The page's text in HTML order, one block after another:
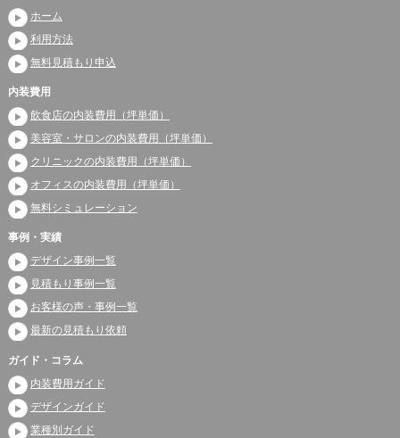
ホーム
利用方法
無料見積もり申込
内装費用
飲食店の内装費用（坪単価）
美容室・サロンの内装費用（坪単価）
クリニックの内装費用（坪単価）
オフィスの内装費用（坪単価）
無料シミュレーション
事例・実績
デザイン事例一覧
見積もり事例一覧
お客様の声・事例一覧
最新の見積もり依頼
ガイド・コラム
内装費用ガイド
デザインガイド
業種別ガイド